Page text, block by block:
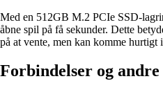
Med en 512GB M.2 PCIe SSD-
åbne spil på få sekunder. Dette
på at vente, men kan komme hurtigt
Forbindelser og andre